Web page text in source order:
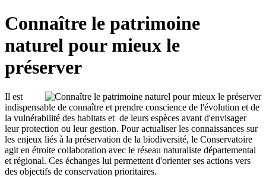
Connaître le patrimoine
naturel pour mieux le
préserver
Il est
indispensable de connaître et prendre conscience de l'évolution et de
la vulnérabilité des habitats et de leurs espèces avant d'envisager
leur protection ou leur gestion. Pour actualiser les connaissances sur
les enjeux liés à la préservation de la biodiversité, le Conservatoire
agit en étroite collaboration avec le réseau naturaliste départemental
et régional. Ces échanges lui permettent d'orienter ses actions vers
des objectifs de conservation prioritaires.